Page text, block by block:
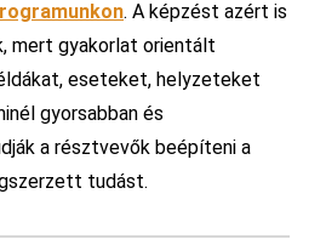
. A képzést azért is
mert gyakorlat orientált
eseteket, helyzeteket
gyorsabban és
a résztvevők beépíteni a
tudást.